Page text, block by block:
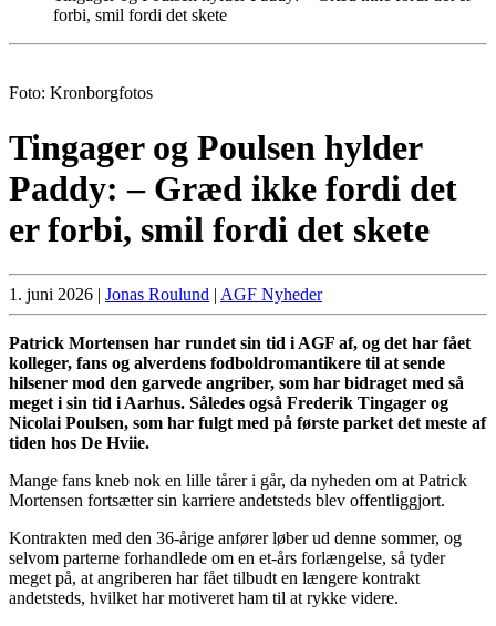
forbi, smil fordi det skete
Foto: Kronborgfotos
Tingager og Poulsen hylder
Paddy: – Græd ikke fordi det
er forbi, smil fordi det skete
1. juni 2026 | Jonas Roulund | AGF Nyheder
Patrick Mortensen har rundet sin tid i AGF af, og det har fået
kolleger, fans og alverdens fodboldromantikere til at sende
hilsener mod den garvede angriber, som har bidraget med så
meget i sin tid i Aarhus. Således også Frederik Tingager og
Nicolai Poulsen, som har fulgt med på første parket det meste af
tiden hos De Hviie.
Mange fans kneb nok en lille tårer i går, da nyheden om at Patrick
Mortensen fortsætter sin karriere andetsteds blev offentliggjort.
Kontrakten med den 36-årige anfører løber ud denne sommer, og
selvom parterne forhandlede om en et-års forlængelse, så tyder
meget på, at angriberen har fået tilbudt en længere kontrakt
andetsteds, hvilket har motiveret ham til at rykke videre.